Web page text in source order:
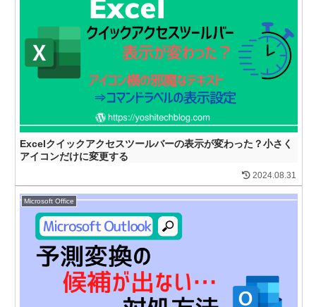
Excelクイックアクセスツールバーの表示が変わった？小さく
アイコンだけに変更する
2024.08.31
Microsoft Office